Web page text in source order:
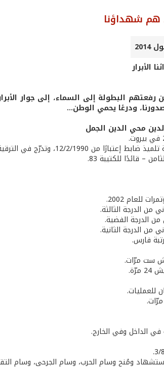
هم شهداؤنا
الأبرار
رفعتهم البطولة إلى السماء، إلى جوار
ودرعًا يحمي الوطن...
محي الدين الجمل
في الترقية حتى رتبة مقدم إعتبارًا من 1/1/2012.
– قائدًا للكتيبة 83.
للعام 2002.
من الدرجة الثالثة.
الدرجة الفضية.
من الدرجة الثانية.
فارس.
ست مرّات.
للعمليات.
الداخل وفي الخارج.
ومُنح وسام الحرب، وسام الجرحى، وسام